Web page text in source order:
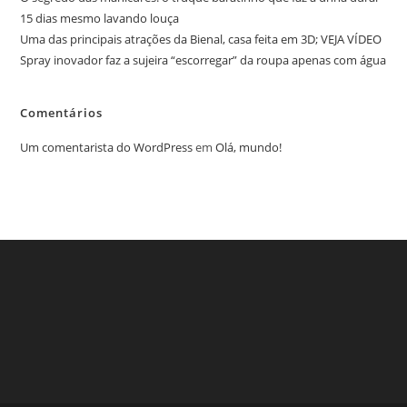
15 dias mesmo lavando louça
Uma das principais atrações da Bienal, casa feita em 3D; VEJA VÍDEO
Spray inovador faz a sujeira “escorregar” da roupa apenas com água
Comentários
Um comentarista do WordPressemOlá, mundo!